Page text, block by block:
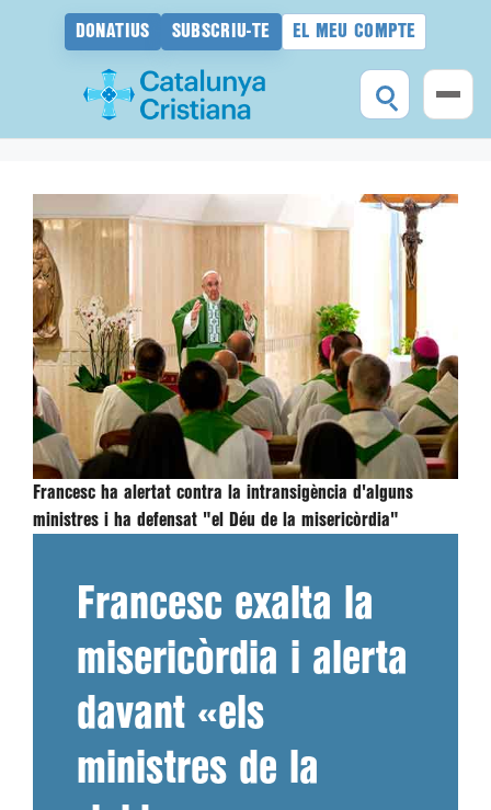
DONATIUS SUBSCRIU-TE EL MEU COMPTE
Francesc ha alertat contra la intransigència d'alguns
ministres i ha defensat "el Déu de la misericòrdia"
Francesc exalta la
misericòrdia i alerta
davant «els
ministres de la